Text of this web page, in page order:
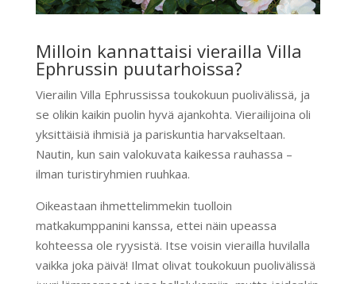
Milloin kannattaisi vierailla Villa
Ephrussin puutarhoissa?
Vierailin Villa Ephrussissa toukokuun puolivälissä, ja
se olikin kaikin puolin hyvä ajankohta. Vierailijoina oli
yksittäisiä ihmisiä ja pariskuntia harvakseltaan.
Nautin, kun sain valokuvata kaikessa rauhassa –
ilman turistiryhmien ruuhkaa.
Oikeastaan ihmettelimmekin tuolloin
matkakumppanini kanssa, ettei näin upeassa
kohteessa ole ryysistä. Itse voisin vierailla huvilalla
vaikka joka päivä! Ilmat olivat toukokuun puolivälissä